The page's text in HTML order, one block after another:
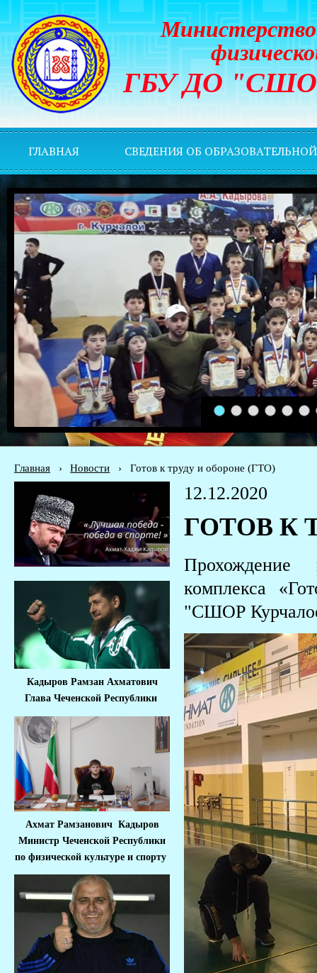
Министерство
ГБУ ДО "СШОР
ГЛАВНАЯ СВЕДЕНИЯ ОБ
1 2 3 4 5 6
Главная › Новости › Готов к труду и обороне (ГТО)
Кадыров Рамзан Ахматович
Глава Чеченской Республики
Ахмат Рамзанович Кадыров
Министр Чеченской Республики
по физической культуре и спорту
12.12.2020
ГОТОВ К
Прохождение
комплекса
"СШОР